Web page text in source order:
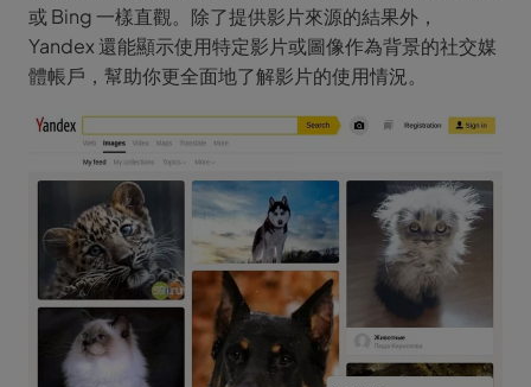
或 Bing 一樣直觀。除了提供影片來源的結果外，
Yandex 還能顯示使用特定影片或圖像作為背景的社交媒
體帳戶，幫助你更全面地了解影片的使用情況。